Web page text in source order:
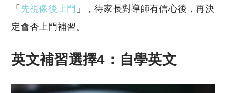
「 先視像後上門 」，待家長對導師有信心後，再決
定會否上門補習。
英文補習選擇4：自學英文